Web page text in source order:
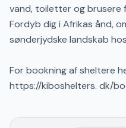
vand, toiletter og brusere
Fordyb dig i Afrikas ånd,
sønderjydske landskab
For bookning af sheltere
https://kiboshelters. dk/